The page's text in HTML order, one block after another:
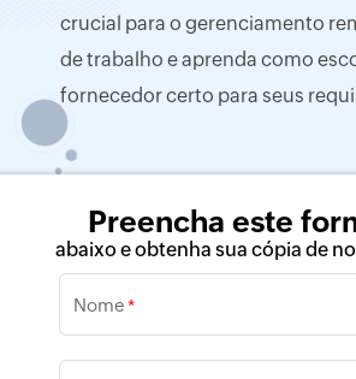
crucial para o gerenciamento
de trabalho e aprenda como
fornecedor certo para seus
Preencha este
abaixo e obtenha sua cópia de
Nome*